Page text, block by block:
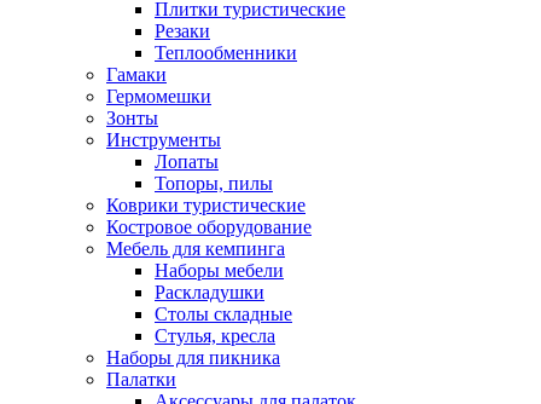
Плитки туристические
Резаки
Теплообменники
Гамаки
Гермомешки
Зонты
Инструменты
Лопаты
Топоры, пилы
Коврики туристические
Костровое оборудование
Мебель для кемпинга
Наборы мебели
Раскладушки
Столы складные
Стулья, кресла
Наборы для пикника
Палатки